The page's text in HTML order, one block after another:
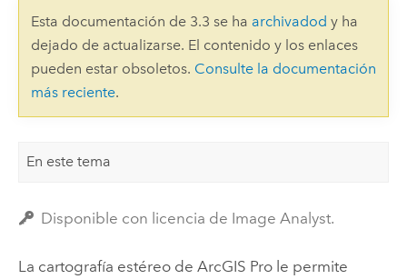
Esta documentación de 3.3 se ha archivadod y ha
dejado de actualizarse. El contenido y los enlaces
pueden estar obsoletos. Consulte la documentación
más reciente.
En este tema
Disponible con licencia de Image Analyst.
La cartografía estéreo de ArcGIS Prole permite